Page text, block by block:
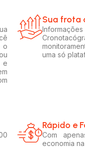
o
e
Sua frota
uma só
Rápido e
Com
economia